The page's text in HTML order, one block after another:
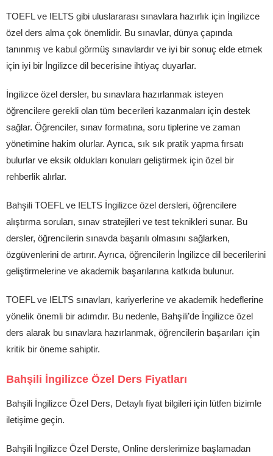
TOEFL ve IELTS gibi uluslararası sınavlara hazırlık için İngilizce
özel ders alma çok önemlidir. Bu sınavlar, dünya çapında
tanınmış ve kabul görmüş sınavlardır ve iyi bir sonuç elde etmek
için iyi bir İngilizce dil becerisine ihtiyaç duyarlar.
İngilizce özel dersler, bu sınavlara hazırlanmak isteyen
öğrencilere gerekli olan tüm becerileri kazanmaları için destek
sağlar. Öğrenciler, sınav formatına, soru tiplerine ve zaman
yönetimine hakim olurlar. Ayrıca, sık sık pratik yapma fırsatı
bulurlar ve eksik oldukları konuları geliştirmek için özel bir
rehberlik alırlar.
Bahşili TOEFL ve IELTS İngilizce özel dersleri, öğrencilere
alıştırma soruları, sınav stratejileri ve test teknikleri sunar. Bu
dersler, öğrencilerin sınavda başarılı olmasını sağlarken,
özgüvenlerini de artırır. Ayrıca, öğrencilerin İngilizce dil becerilerini
geliştirmelerine ve akademik başarılarına katkıda bulunur.
TOEFL ve IELTS sınavları, kariyerlerine ve akademik hedeflerine
yönelik önemli bir adımdır. Bu nedenle, Bahşili’de İngilizce özel
ders alarak bu sınavlara hazırlanmak, öğrencilerin başarıları için
kritik bir öneme sahiptir.
Bahşili İngilizce Özel Ders Fiyatları
Bahşili İngilizce Özel Ders, Detaylı fiyat bilgileri için lütfen bizimle
iletişime geçin.
Bahşili İngilizce Özel Derste, Online derslerimize başlamadan